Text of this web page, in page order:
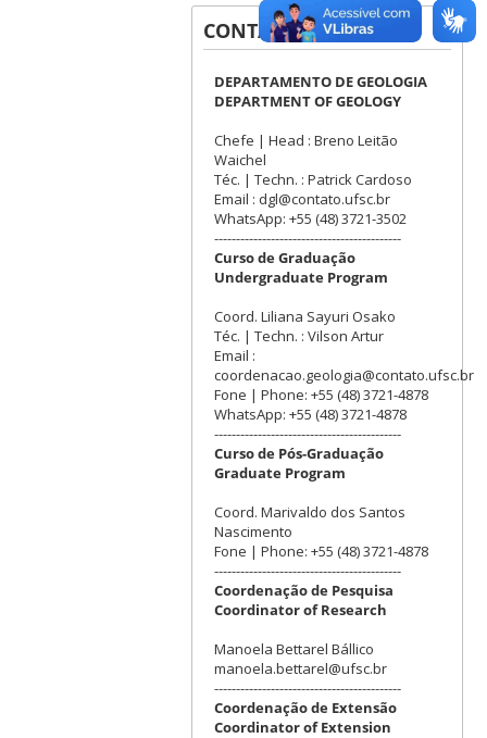
CONTATOS
DEPARTAMENTO DE GEOLOGIA
DEPARTMENT OF GEOLOGY
Chefe | Head : Breno Leitão
Waichel
Téc. | Techn. : Patrick Cardoso
Email : dgl@contato.ufsc.br
WhatsApp: +55 (48) 3721-3502
-------------------------------------------
Curso de Graduação
Undergraduate Program
Coord. Liliana Sayuri Osako
Téc. | Techn. : Vilson Artur
Email :
coordenacao.geologia@contato.ufsc.br
Fone | Phone: +55 (48) 3721-4878
WhatsApp: +55 (48) 3721-4878
-------------------------------------------
Curso de Pós-Graduação
Graduate Program
Coord. Marivaldo dos Santos
Nascimento
Fone | Phone: +55 (48) 3721-4878
-------------------------------------------
Coordenação de Pesquisa
Coordinator of Research
Manoela Bettarel Bállico
manoela.bettarel@ufsc.br
-------------------------------------------
Coordenação de Extensão
Coordinator of Extension